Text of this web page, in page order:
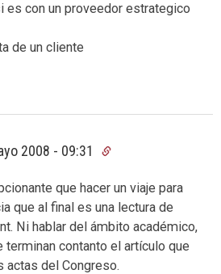
es con un proveedor estrategico
de un cliente
2008 - 09:31
que hacer un viaje para
que al final es una lectura de
Ni hablar del ámbito académico,
contanto el artículo que
actas del Congreso.